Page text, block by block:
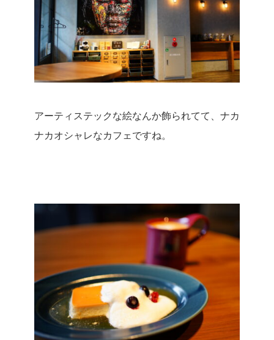
アーティステックな絵なんか飾られてて、ナカ
ナカオシャレなカフェですね。